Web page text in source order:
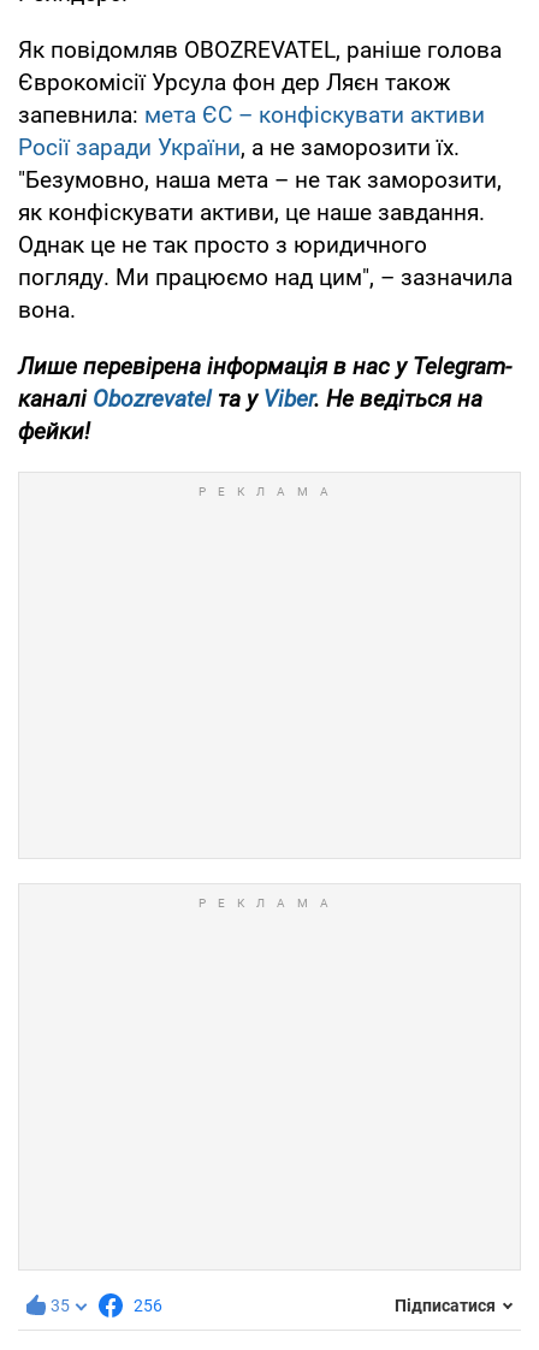
Як повідомляв OBOZREVATEL, раніше голова
Єврокомісії Урсула фон дер Ляєн також
запевнила: мета ЄС – конфіскувати активи
Росії заради України, а не заморозити їх.
"Безумовно, наша мета – не так заморозити,
як конфіскувати активи, це наше завдання.
Однак це не так просто з юридичного
погляду. Ми працюємо над цим", – зазначила
вона.
Лише перевірена інформація в нас у Telegram-
каналі Obozrevatelта уViber. Не ведіться на
фейки!
35 256 Підписатися